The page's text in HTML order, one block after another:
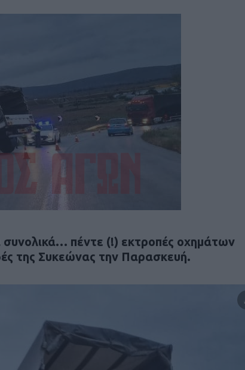
πέντε (!) εκτροπές οχημάτων
της Συκεώνας την Παρασκευή.